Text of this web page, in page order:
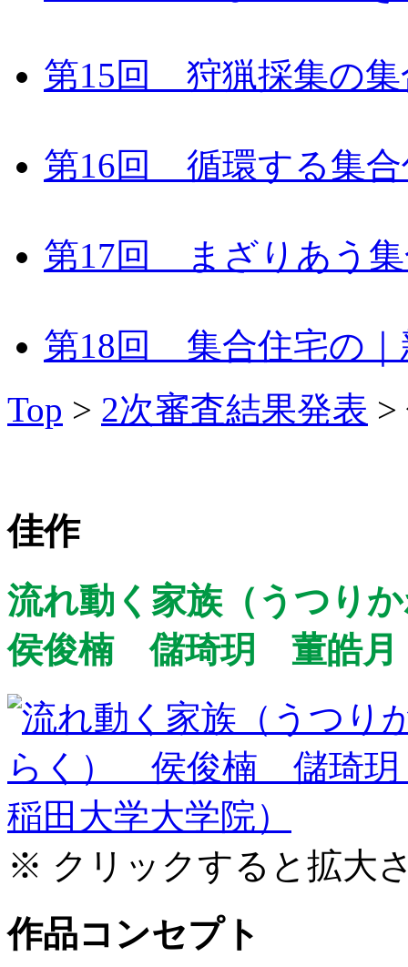
第15回 狩猟採集の集
第16回 循環する集合
第17回 まざりあう集
第18回 集合住宅の｜
Top > 2次審査結果発表 >
佳作
流れ動く家族（うつり
侯俊楠 儲琦玥 董皓月
※ クリックすると拡大
作品コンセプト